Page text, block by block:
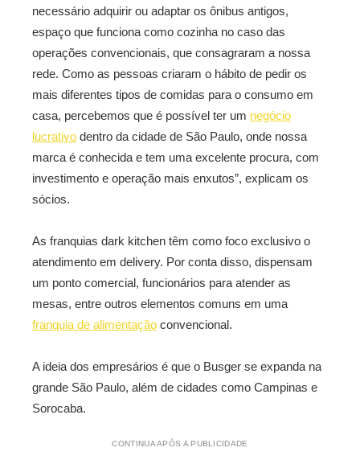
necessário adquirir ou adaptar os ônibus antigos,
espaço que funciona como cozinha no caso das
operações convencionais, que consagraram a nossa
rede. Como as pessoas criaram o hábito de pedir os
mais diferentes tipos de comidas para o consumo em
casa, percebemos que é possível ter um negócio
lucrativo dentro da cidade de São Paulo, onde nossa
marca é conhecida e tem uma excelente procura, com
investimento e operação mais enxutos”, explicam os
sócios.
As franquias dark kitchen têm como foco exclusivo o
atendimento em delivery. Por conta disso, dispensam
um ponto comercial, funcionários para atender as
mesas, entre outros elementos comuns em uma
franquia de alimentação convencional.
A ideia dos empresários é que o Busger se expanda na
grande São Paulo, além de cidades como Campinas e
Sorocaba.
CONTINUA APÓS A PUBLICIDADE